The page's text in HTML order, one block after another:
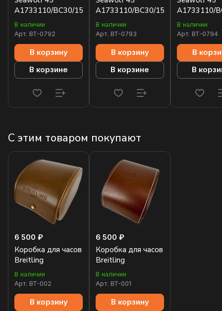
A1733110/BC30/152S/A20SS.1
В наличии
Арт. BT-0792
В корзину
В корзине
A1733110/BC30/157S/A20DSA.2
В наличии
Арт. BT-0793
В корзину
В корзине
A1733110/
В наличии
Арт. BT-0794
В
В
С этим товаром покупают
6 500 ₽
Коробка для часов
Breitling
В наличии
Арт. BT-002
В корзину
6 500 ₽
Коробка для часов
Breitling
В наличии
Арт. BT-001
В корзину